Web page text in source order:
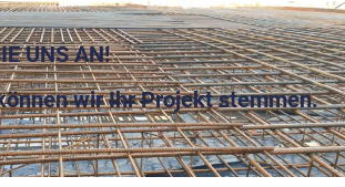
UNS AN!
wir Ihr Projekt stemmen.